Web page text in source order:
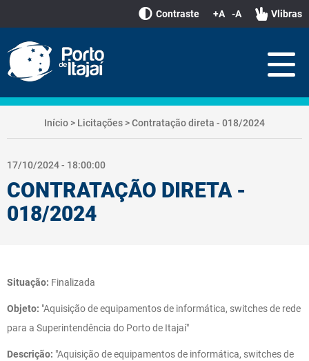
Contraste +A -A Vlibras
Início > Licitações >Contratação direta - 018/2024
17/10/2024 - 18:00:00
CONTRATAÇÃO DIRETA -
018/2024
Situação: Finalizada
Objeto: "Aquisição de equipamentos de informática, switches de rede
para a Superintendência do Porto de Itajaí"
Descrição: "Aquisição de equipamentos de informática, switches de